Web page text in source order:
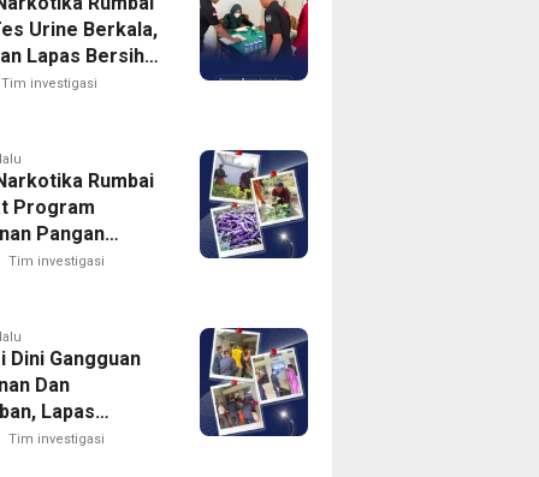
Urine Berkala,
Lapas Bersih
investigasi
Rumbai
Program
Pangan
Memanen
Tim investigasi
Dini Gangguan
Dan
Lapas
Rumbai Gelar
Tim investigasi